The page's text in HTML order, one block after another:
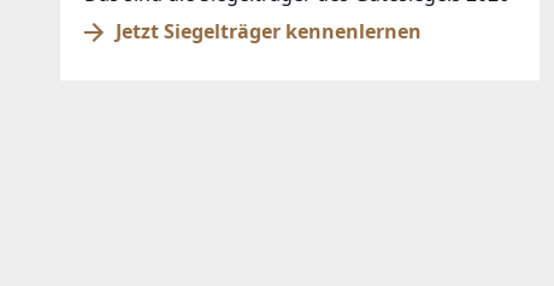
Jetzt Siegelträger kennenlernen